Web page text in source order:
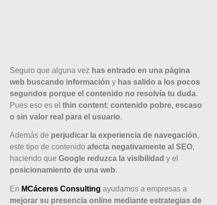
Seguro que alguna vez has entrado en una página
web buscando información y has salido a los pocos
segundos porque el contenido no resolvía tu duda.
Pues eso es el thin content: contenido pobre, escaso
o sin valor real para el usuario.
Además de perjudicar la experiencia de navegación,
este tipo de contenido afecta negativamente al SEO,
haciendo que Google reduzca la visibilidad y el
posicionamiento de una web.
En MCáceres Consulting ayudamos a empresas a
mejorar su presencia online mediante estrategias de